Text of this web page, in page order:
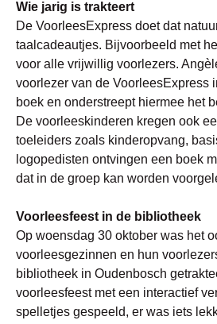
Wie jarig is trakteert
De VoorleesExpress doet dat
taalcadeautjes. Bijvoorbeeld met
voor alle vrijwillig voorlezers.
voorlezer van de VoorleesExpress
boek en onderstreept hiermee het
De voorleeskinderen kregen ook
toeleiders zoals kinderopvang,
logopedisten ontvingen een boek
dat in de groep kan worden
Voorleesfeest in de bibliotheek
Op woensdag 30 oktober was het
voorleesgezinnen en hun
bibliotheek in Oudenbosch
voorleesfeest met een interactief
spelletjes gespeeld, er was iets